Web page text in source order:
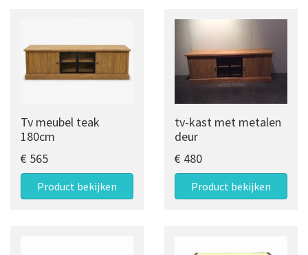
Tv meubel teak
180cm
€ 565
Product bekijken
tv-kast met metalen
deur
€ 480
Product bekijken